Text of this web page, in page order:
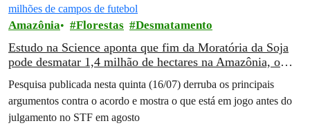
Amazônia Florestas Desmatamento
Estudo na Science aponta que fim da Moratória da Soja
pode desmatar 1,4 milhão de hectares na Amazônia, o
Pesquisa publicada nesta quinta (16/07) derruba os principais
argumentos contra o acordo e mostra o que está em jogo antes do
julgamento no STF em agosto